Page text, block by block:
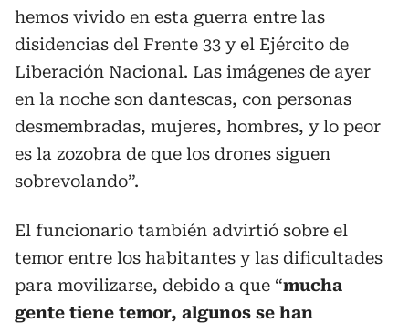
hemos vivido en esta guerra entre las
disidencias del Frente 33 y el Ejército de
Liberación Nacional. Las imágenes de ayer
en la noche son dantescas, con personas
desmembradas, mujeres, hombres, y lo peor
es la zozobra de que los drones siguen
sobrevolando”.
El funcionario también advirtió sobre el
temor entre los habitantes y las dificultades
para movilizarse, debido a que “mucha
gente tiene temor, algunos se han